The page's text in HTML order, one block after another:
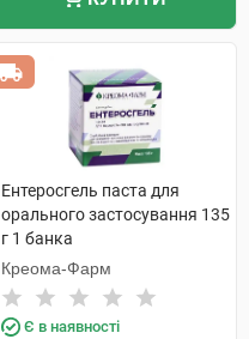
Ентеросгель паста для
орального застосування 135
г 1 банка
Креома-Фарм
Є в наявності